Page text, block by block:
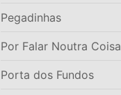
Pegadinhas
Por Falar Noutra Coisa
Porta dos Fundos